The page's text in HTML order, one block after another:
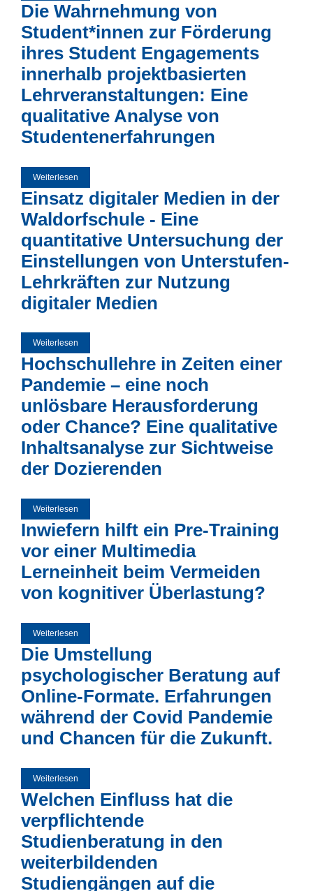
Bildungsangeboten innerhalb des Präsenzstudiums?“ Eine
quantitative Untersuchung zur Qualität des Lernens im
digitalen Raum
Die Wahrnehmung von
Student*innen zur Förderung
ihres Student Engagements
innerhalb projektbasierten
Lehrveranstaltungen: Eine
qualitative Analyse von
Studentenerfahrungen
Weiterlesen
Lehrveranstaltungen: Eine qualitative Analyse von
Studentenerfahrungen
Einsatz digitaler Medien in der
Waldorfschule - Eine
quantitative Untersuchung der
Einstellungen von Unterstufen-
Lehrkräften zur Nutzung
digitaler Medien
Weiterlesen
quantitative Untersuchung der Einstellungen von
Unterstufen-Lehrkräften zur Nutzung digitaler Medien
Hochschullehre in Zeiten einer
Pandemie – eine noch
unlösbare Herausforderung
oder Chance? Eine qualitative
Inhaltsanalyse zur Sichtweise
der Dozierenden
Weiterlesen
unlösbare Herausforderung oder Chance? Eine qualitative
Inhaltsanalyse zur Sichtweise der Dozierenden
Inwiefern hilft ein Pre-Training
vor einer Multimedia
Lerneinheit beim Vermeiden
von kognitiver Überlastung?
Weiterlesen
Lerneinheit beim Vermeiden von kognitiver Überlastung?
Die Umstellung
psychologischer Beratung auf
Online-Formate. Erfahrungen
während der Covid Pandemie
und Chancen für die Zukunft.
Weiterlesen
Chancen für die Zukunft.
Welchen Einfluss hat die
verpflichtende
Studienberatung in den
weiterbildenden
Studiengängen auf die